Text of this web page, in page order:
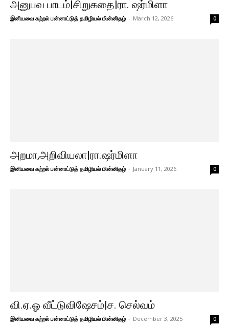
அனுபவ பாடம்|சிறுகதை|ரா. ஷர்மிளா
இனியவை கற்றல் பன்னாட்டுத் தமிழியல் மின்னிதழ் - March 12, 2026 0
அறமா,அறிவியலா|ரா.ஷர்மிளா
இனியவை கற்றல் பன்னாட்டுத் தமிழியல் மின்னிதழ் - January 11, 2026 0
வி.ஏ.ஓ வீட்டுவிஷேசம்|ச. செல்வம்
இனியவை கற்றல் பன்னாட்டுத் தமிழியல் மின்னிதழ் - December 3, 2025 0